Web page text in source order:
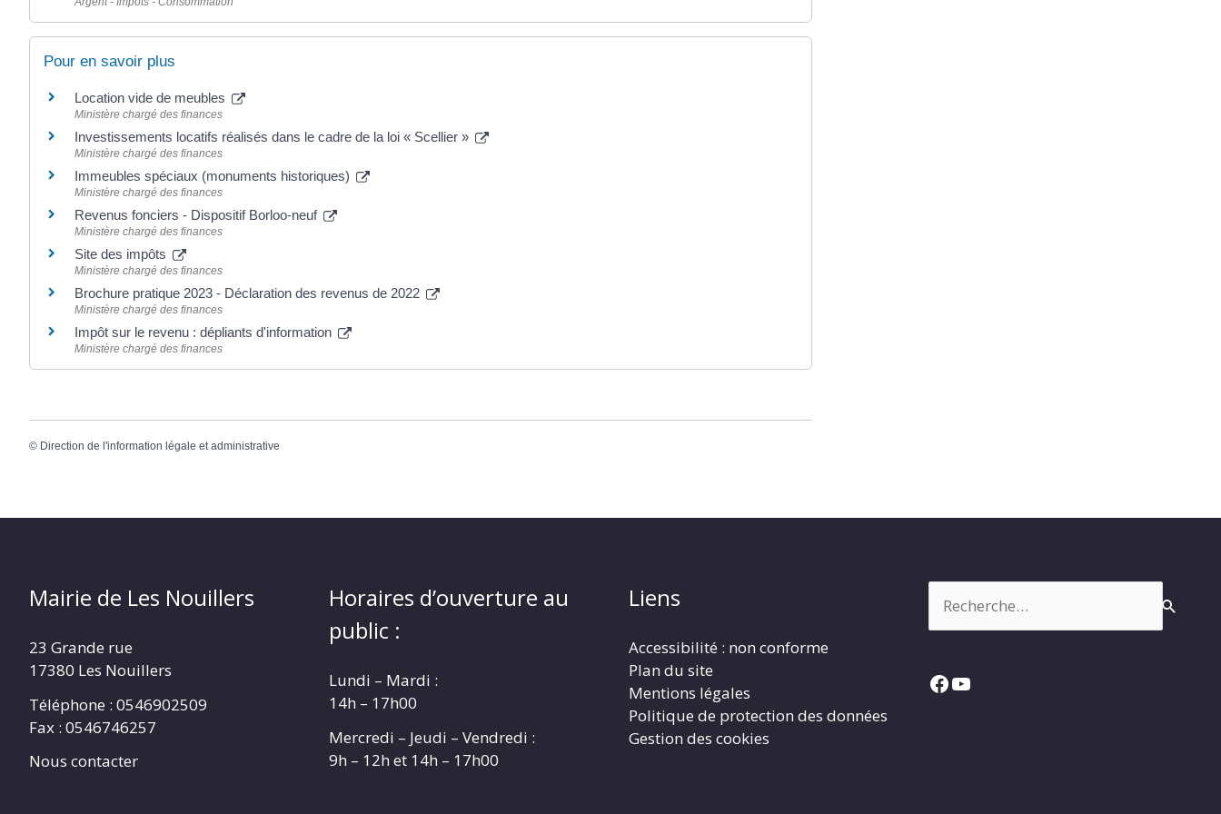
Pour en savoir plus
Location vide de meubles
Ministère chargé des finances
Investissements locatifs réalisés dans le cadre de la loi « Scellier »
Ministère chargé des finances
Immeubles spéciaux (monuments historiques)
Ministère chargé des finances
Revenus fonciers - Dispositif Borloo-neuf
Ministère chargé des finances
Site des impôts
Ministère chargé des finances
Brochure pratique 2023 - Déclaration des revenus de 2022
Ministère chargé des finances
Impôt sur le revenu : dépliants d'information
Ministère chargé des finances
© Direction de l'information légale et administrative
Mairie de Les Nouillers
23 Grande rue
17380 Les Nouillers
Téléphone : 0546902509
Fax : 0546746257
Nous contacter
Horaires d’ouverture au
public :
Lundi – Mardi :
14h – 17h00
Mercredi – Jeudi – Vendredi :
9h – 12h et 14h – 17h00
Liens
Accessibilité : non conforme
Plan du site
Mentions légales
Politique de protection des données
Gestion des cookies
Facebook
YouTube